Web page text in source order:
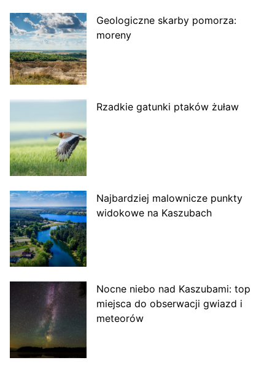
Geologiczne skarby pomorza:
moreny
Rzadkie gatunki ptaków żuław
Najbardziej malownicze punkty
widokowe na Kaszubach
Nocne niebo nad Kaszubami: top
miejsca do obserwacji gwiazd i
meteorów